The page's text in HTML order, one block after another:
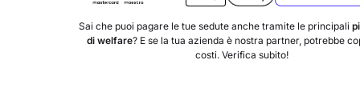
Sai che puoi pagare le tue sedute anche tramite le principali
di welfare? E se la tua azienda è nostra partner, potrebbe
costi. Verifica subito!